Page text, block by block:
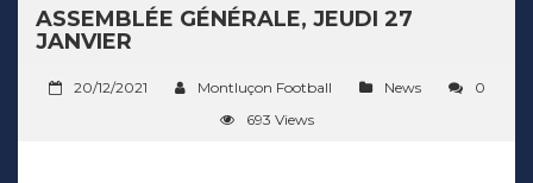
ASSEMBLÉE GÉNÉRALE, JEUDI 27
JANVIER
20/12/2021 Montluçon Football News
0
693 Views